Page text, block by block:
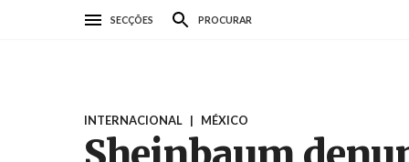
SECÇÕES PROCURAR
INTERNACIONAL | MÉXICO